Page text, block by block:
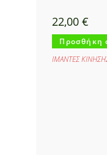
22,00€
Προσθήκη
ΙΜΑΝΤΕΣ